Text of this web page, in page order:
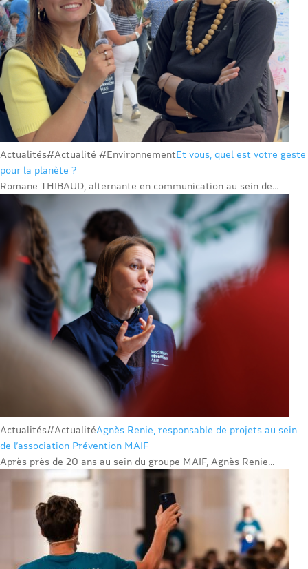
Actualités#Actualité #EnvironnementEt vous, quel est votre geste
pour la planète ?
Romane THIBAUD, alternante en communication au sein de...
Actualités#ActualitéAgnès Renie, responsable de projets au sein
de l’association Prévention MAIF
Après près de 20 ans au sein du groupe MAIF, Agnès Renie...